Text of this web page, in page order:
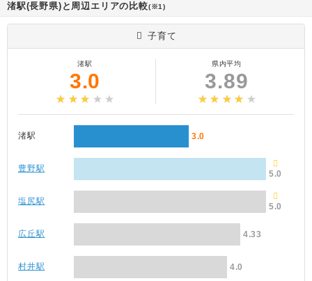
渚駅(長野県)と周辺エリアの比較(※1)
子育て
渚駅
3.0
県内平均
3.89
渚駅 3.0
豊野駅
5.0
塩尻駅
5.0
広丘駅 4.33
村井駅 4.0